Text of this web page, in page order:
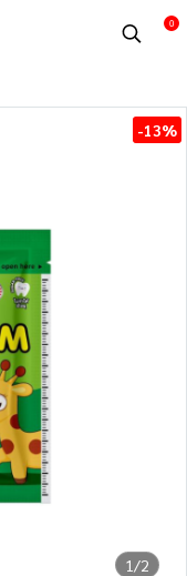
0
1/2
-13%